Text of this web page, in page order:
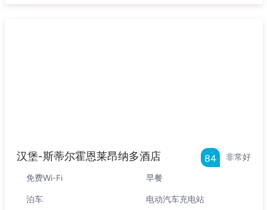
汉堡-斯蒂尔霍恩莱昂纳多酒店 非常好
84
免费Wi-Fi 早餐
泊车 电动汽车充电站